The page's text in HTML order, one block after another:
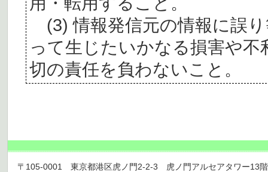
(3) 情報発信元の情報に誤
って生じたいかなる損害や
切の責任を負わないこと。
〒105-0001 東京都港区虎ノ門2-2-3 虎ノ門アルセアタワー13